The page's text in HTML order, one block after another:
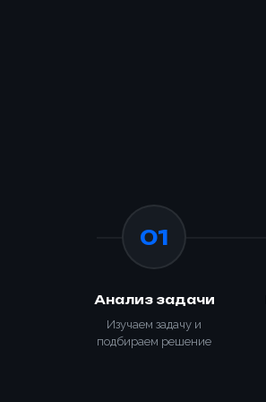
01
Анализ задачи
Изучаем задачу и
подбираем решение